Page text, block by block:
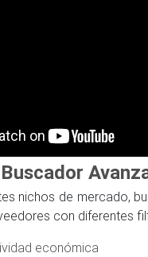
Buscador
nichos de mercado,
con diferentes
económica